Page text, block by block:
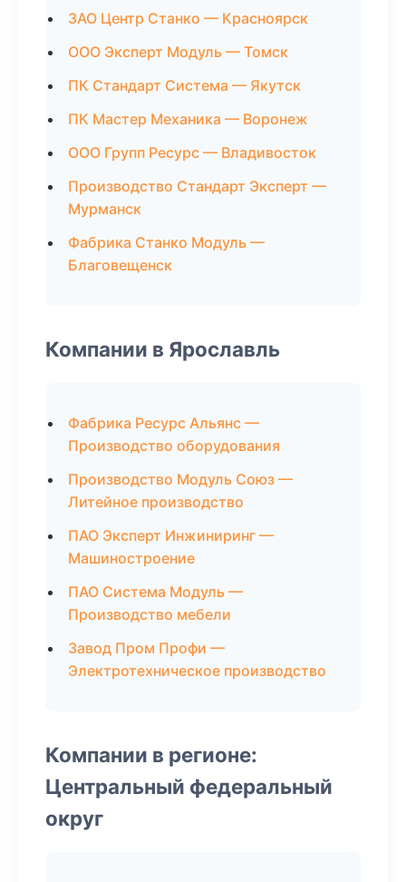
ЗАО Центр Станко — Красноярск
ООО Эксперт Модуль — Томск
ПК Стандарт Система — Якутск
ПК Мастер Механика — Воронеж
ООО Групп Ресурс — Владивосток
Производство Стандарт Эксперт —
Мурманск
Фабрика Станко Модуль —
Благовещенск
Компании в Ярославль
Фабрика Ресурс Альянс —
Производство оборудования
Производство Модуль Союз —
Литейное производство
ПАО Эксперт Инжиниринг —
Машиностроение
ПАО Система Модуль —
Производство мебели
Завод Пром Профи —
Электротехническое производство
Компании в регионе:
Центральный федеральный
округ